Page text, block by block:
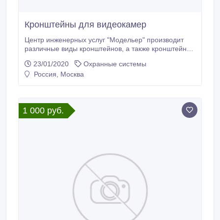
Кронштейны для видеокамер
Центр инженерных услуг "Модельер" производит
различные виды кронштейнов, а также кронштейны
кронштейн для крепления видеокамеры; -
кронштейн для видеокамеры на столб; - кронштейн
для видеокамер.
23/01/2020
Охранные системы
Россия, Москва
1 000 руб.